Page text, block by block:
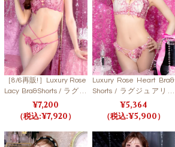
［8/6再販!］Luxury Rose
Lacy Bra&Shorts / ラグジ
ュアリーローズレーシー
ブラ＆ショーツ
7,200
7,920
Luxury Rose Heart Bra&
Shorts / ラグジュアリー
ローズハートブラ＆ショ
ーツ 【LB5500】
5,364
5,900